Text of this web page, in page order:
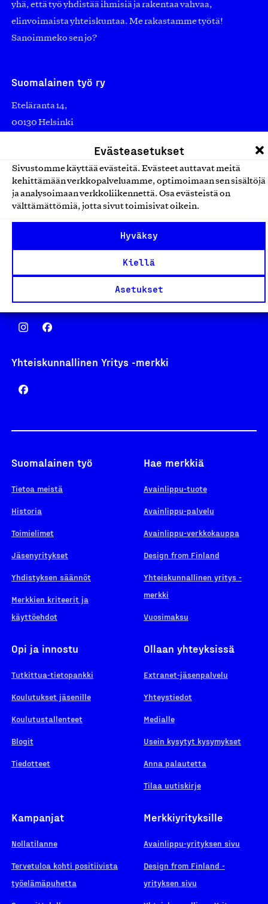
Evästeasetukset
Sivustomme käyttää evästeitä. Evästeet auttavat meitä
kehittämään verkkopalveluamme, optimoimaan sen sisältöjä
ja analysoimaan verkkoliikennettä. Osa evästeistä on
välttämättömiä, jotta sivut toimisivat oikein.
Hyväksy
Kiellä
Asetukset
yhä, että työ yhdistää ihmisiä ja rakentaa vahvaa,
elinvoimaista yhteiskuntaa. Me rakastamme työtä!
Sanoimmeko sen jo?
Suomalainen työ ry
Eteläranta 14,
00130 Helsinki
asiakaspalvelu@suomalainentyo.fi
laskutus@suomalainentyo.fi
Design From Finland
Yhteiskunnallinen Yritys -merkki
Suomalainen työ
Tietoa meistä
Historia
Toimielimet
Jäsenyritykset
Yhdistyksen säännöt
Merkkien kriteerit ja
käyttöehdot
Hae merkkiä
Avainlippu-tuote
Avainlippu-palvelu
Avainlippu-verkkokauppa
Design from Finland
Yhteiskunnallinen yritys -
merkki
Vuosimaksu
Opi ja innostu
Tutkittua-tietopankki
Koulutukset jäsenille
Koulutustallenteet
Blogit
Tiedotteet
Ollaan yhteyksissä
Extranet-jäsenpalvelu
Yhteystiedot
Medialle
Usein kysytyt kysymykset
Anna palautetta
Tilaa uutiskirje
Kampanjat
Nollatilanne
Tervetuloa kohti positiivista
työelämäpuhetta
Merkkiyrityksille
Avainlippu-yrityksen sivu
Design from Finland -
yrityksen sivu